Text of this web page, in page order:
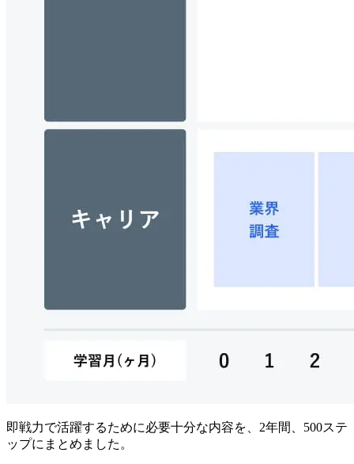
即戦力で活躍するために必要十分な内容を、 2年間、500ステ
ップにまとめました。